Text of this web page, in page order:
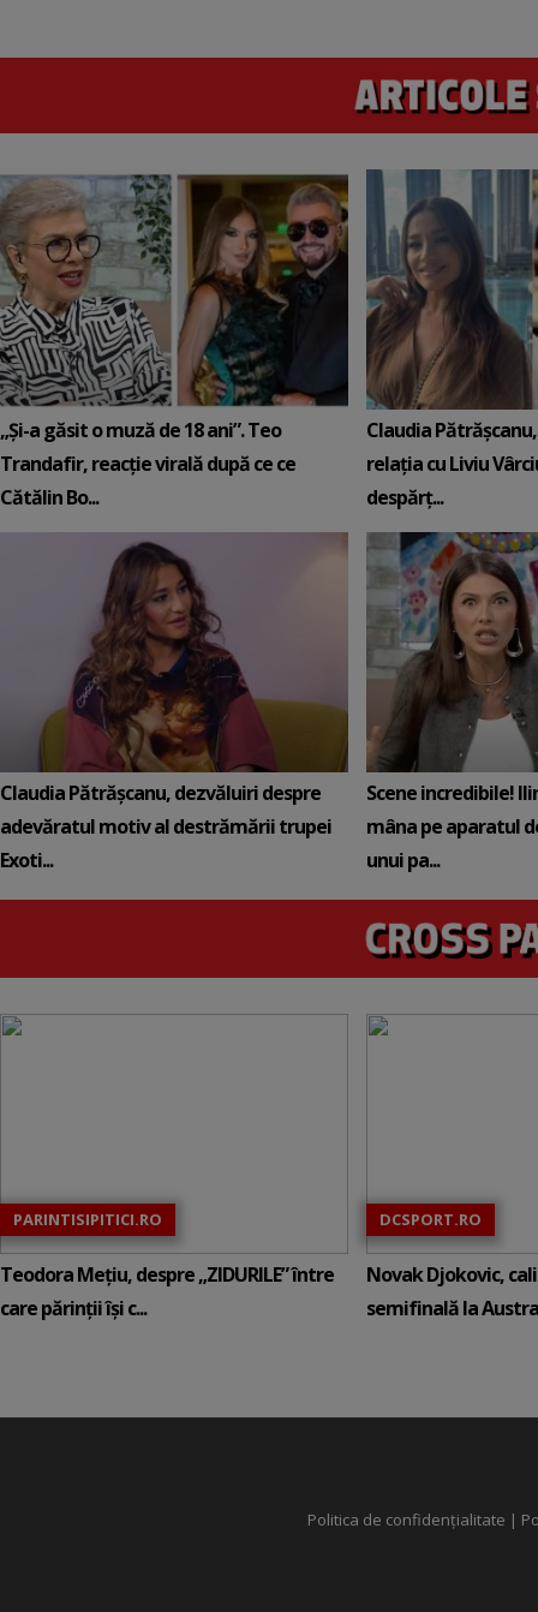
„Și-a găsit o muză de 18 ani”. Teo
Trandafir, reacție virală după ce ce
Cătălin Bo...
Claudia
relația cu Liviu
despărț...
Claudia Pătrășcanu, dezvăluiri despre
adevăratul motiv al destrămării trupei
Exoti...
Scene incredibile!
mâna pe aparatul
unui pa...
PARINTISIPITICI.RO
Teodora Mețiu, despre „ZIDURILE” între
care părinții își c...
DCSPORT.RO
Novak Djokovic,
semifinală la
Politica de confidențialitate |